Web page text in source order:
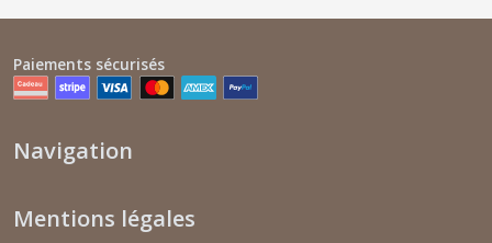
Paiements sécurisés
Navigation
Mentions légales